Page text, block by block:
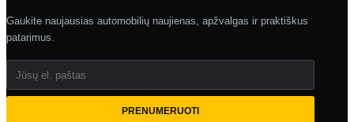
Gaukite naujausias automobilių naujienas, apžvalgas ir praktiškus
patarimus.
Jūsų el. paštas
PRENUMERUOTI